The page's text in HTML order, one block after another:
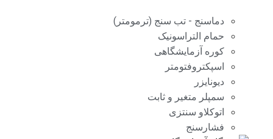
دماسنج - تب سنج (ترمومتر)
حمام التراسونیک
کوره آزمایشگاهی
اسپکتروفتومتر
دیونایزر
سمپلر متغیر و ثابت
اتوکلاو سنتزی
فشارسنج